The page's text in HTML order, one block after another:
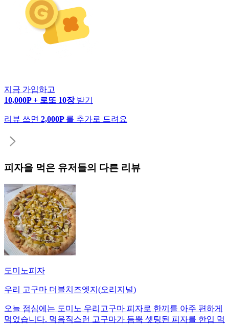
지금 가입하고
10,000P + 로또 10장 받기
리뷰 쓰면 2,000P 를 추가로 드려요
피자을 먹은 유저들의 다른 리뷰
도미노피자
우리 고구마 더블치즈엣지(오리지널)
오늘 점심에는 도미노 우리고구마 피자로 한끼를 아주 편하게
먹었습니다. 먹음직스런 고구마가 듬뿍 셋팅된 피자를 한입 먹